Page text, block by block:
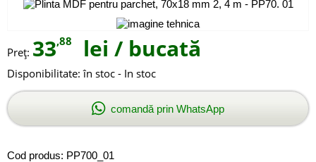
Preţ: 33,88 lei / bucată
Disponibilitate: în stoc - In stoc
comandă prin WhatsApp
Cod produs: PP700_01